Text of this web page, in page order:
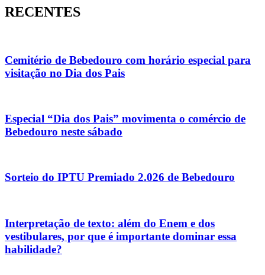
RECENTES
Cemitério de Bebedouro com horário especial para
visitação no Dia dos Pais
Especial “Dia dos Pais” movimenta o comércio de
Bebedouro neste sábado
Sorteio do IPTU Premiado 2.026 de Bebedouro
Interpretação de texto: além do Enem e dos
vestibulares, por que é importante dominar essa
habilidade?